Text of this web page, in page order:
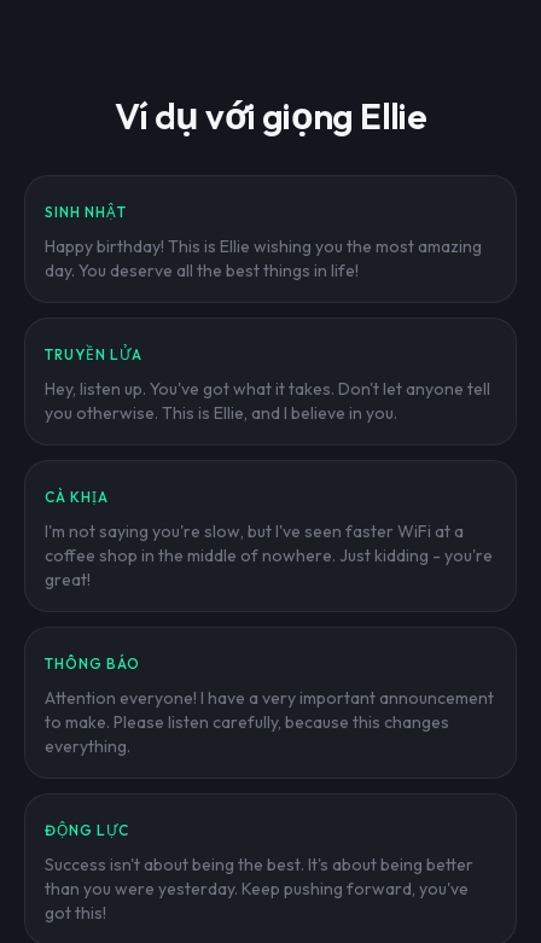
Ví dụ với giọng Ellie
SINH NHẬT
Happy birthday! This is Ellie wishing you the most amazing
day. You deserve all the best things in life!
TRUYỀN LỬA
Hey, listen up. You've got what it takes. Don't let anyone tell
you otherwise. This is Ellie, and I believe in you.
CÀ KHỊA
I'm not saying you're slow, but I've seen faster WiFi at a
coffee shop in the middle of nowhere. Just kidding - you're
great!
THÔNG BÁO
Attention everyone! I have a very important announcement
to make. Please listen carefully, because this changes
everything.
ĐỘNG LỰC
Success isn't about being the best. It's about being better
than you were yesterday. Keep pushing forward, you've
got this!